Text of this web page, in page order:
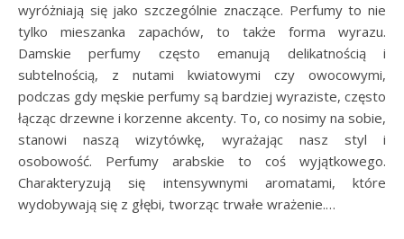
wyróżniają się jako szczególnie znaczące. Perfumy to nie
tylko mieszanka zapachów, to także forma wyrazu.
Damskie perfumy często emanują delikatnością i
subtelnością, z nutami kwiatowymi czy owocowymi,
podczas gdy męskie perfumy są bardziej wyraziste, często
łącząc drzewne i korzenne akcenty. To, co nosimy na sobie,
stanowi naszą wizytówkę, wyrażając nasz styl i
osobowość. Perfumy arabskie to coś wyjątkowego.
Charakteryzują się intensywnymi aromatami, które
wydobywają się z głębi, tworząc trwałe wrażenie.…